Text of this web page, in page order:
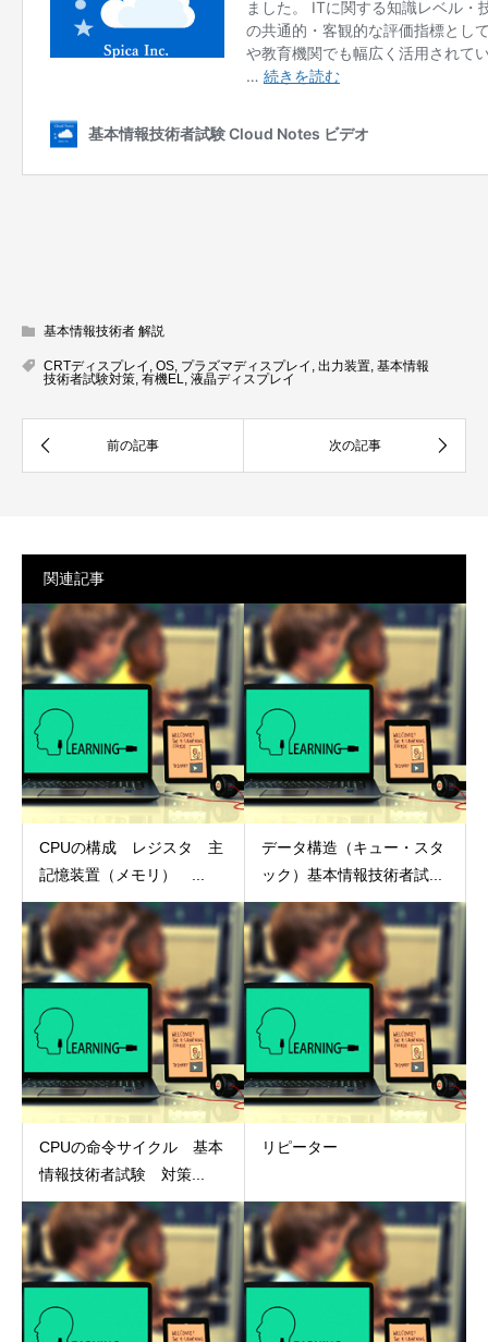
基本情報技術者 解説
CRTディスプレイ OS プラズマディスプレイ 出力装置 基本情報
技術者試験対策 有機EL 液晶ディスプレイ
関連記事
CPUの構成 レジスタ 主
記憶装置（メモリ） ...
データ構造（キュー・スタ
ック）基本情報技術者試...
CPUの命令サイクル 基本
情報技術者試験 対策...
リピーター